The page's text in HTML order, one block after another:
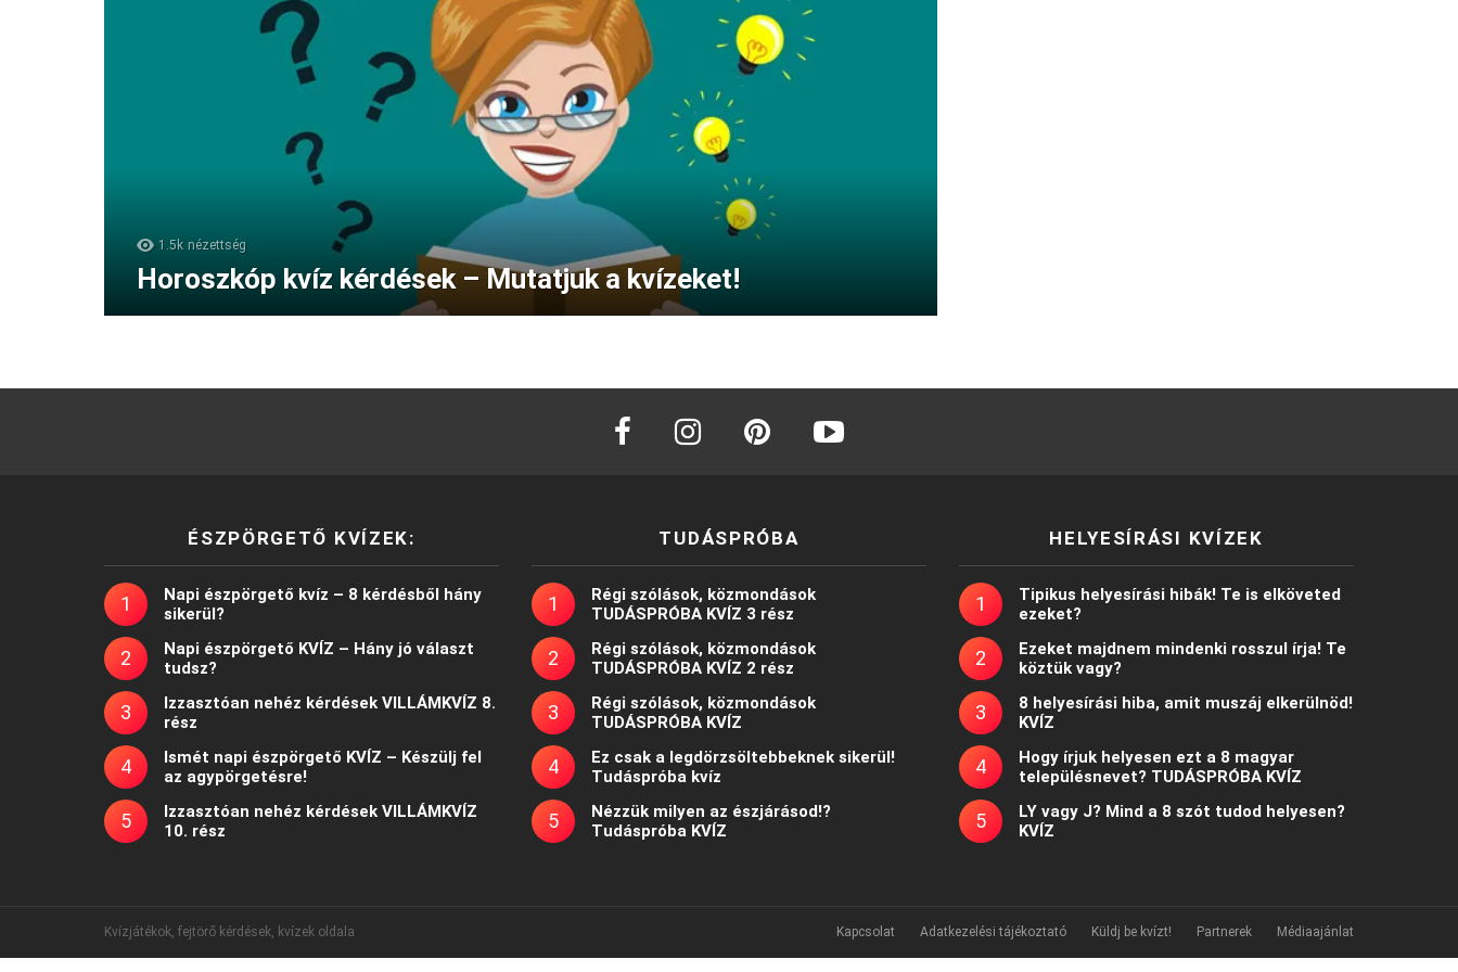
1.5k nézettség
Horoszkóp kvíz kérdések – Mutatjuk a kvízeket!
facebook instagram
ÉSZPÖRGETŐ KVÍZEK:
Napi észpörgető kvíz – 8 kérdésből hány
sikerül?
Napi észpörgető KVÍZ – Hány jó választ
tudsz?
Izzasztóan nehéz kérdések VILLÁMKVÍZ 8.
rész
Ismét napi észpörgető KVÍZ – Készülj fel
az agypörgetésre!
Izzasztóan nehéz kérdések VILLÁMKVÍZ
10. rész
TUDÁSPRÓBA
Régi szólások, közmondások
TUDÁSPRÓBA KVÍZ 3 rész
Régi szólások, közmondások
TUDÁSPRÓBA KVÍZ 2 rész
Régi szólások, közmondások
TUDÁSPRÓBA KVÍZ
Ez csak a legdörzsöltebbeknek sikerül!
Tudáspróba kvíz
Nézzük milyen az észjárásod!?
Tudáspróba KVÍZ
HELYESÍRÁSI KVÍZEK
Tipikus helyesírási hibák! Te is elköveted
ezeket?
Ezeket majdnem mindenki rosszul írja! Te
köztük vagy?
8 helyesírási hiba, amit muszáj elkerülnöd!
KVÍZ
Hogy írjuk helyesen ezt a 8 magyar
településnevet? TUDÁSPRÓBA KVÍZ
LY vagy J? Mind a 8 szót tudod helyesen?
KVÍZ
Kvízjátékok, fejtörő kérdések, kvízek oldala Kapcsolat Adatkezelési tájékoztató Küldj be kvízt! Partnerek Médiaajánlat